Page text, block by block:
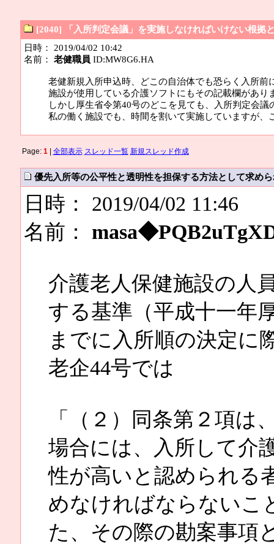
[2040] 「入所判定会議」を実施しなければいけない根拠
日時： 2019/04/02 10:42
名前： 老健職員 ID:MW8G6.HA
老健新規入所申込時、どこの自治体でも恐らく入所
施設が使用している介護ソフトにもその記載欄があり
しかし厚生省令第40号のどこを見ても、入所判定会
私の働く施設でも、時間を割いて実施していますが
Page: 1| 全部表示 スレッド一覧 新規スレッド作成
優先入所等の公平性と透明性を担保する方法として求め
日時： 2019/04/02 11:46
名前：
介護老人保健施設の人
する基準（平成十一年
までに入所順の決定に
老企44号では
「（２）同条第２項
場合には、入所して介
性が高いと認められる
めなければならないこ
た、その際の勘案事項